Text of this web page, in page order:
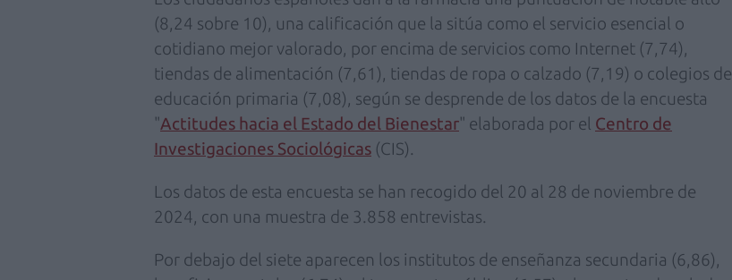
(8,24 sobre 10), una calificación que la sitúa como el servicio esencial o
cotidiano mejor valorado, por encima de servicios como Internet (7,74),
tiendas de alimentación (7,61), tiendas de ropa o calzado (7,19) o colegios de
educación primaria (7,08), según se desprende de los datos de la encuesta
"Actitudes hacia el Estado del Bienestar" elaborada por el Centro de
Investigaciones Sociológicas (CIS).
Los datos de esta encuesta se han recogido del 20 al 28 de noviembre de
2024, con una muestra de 3.858 entrevistas.
Por debajo del siete aparecen los institutos de enseñanza secundaria (6,86),